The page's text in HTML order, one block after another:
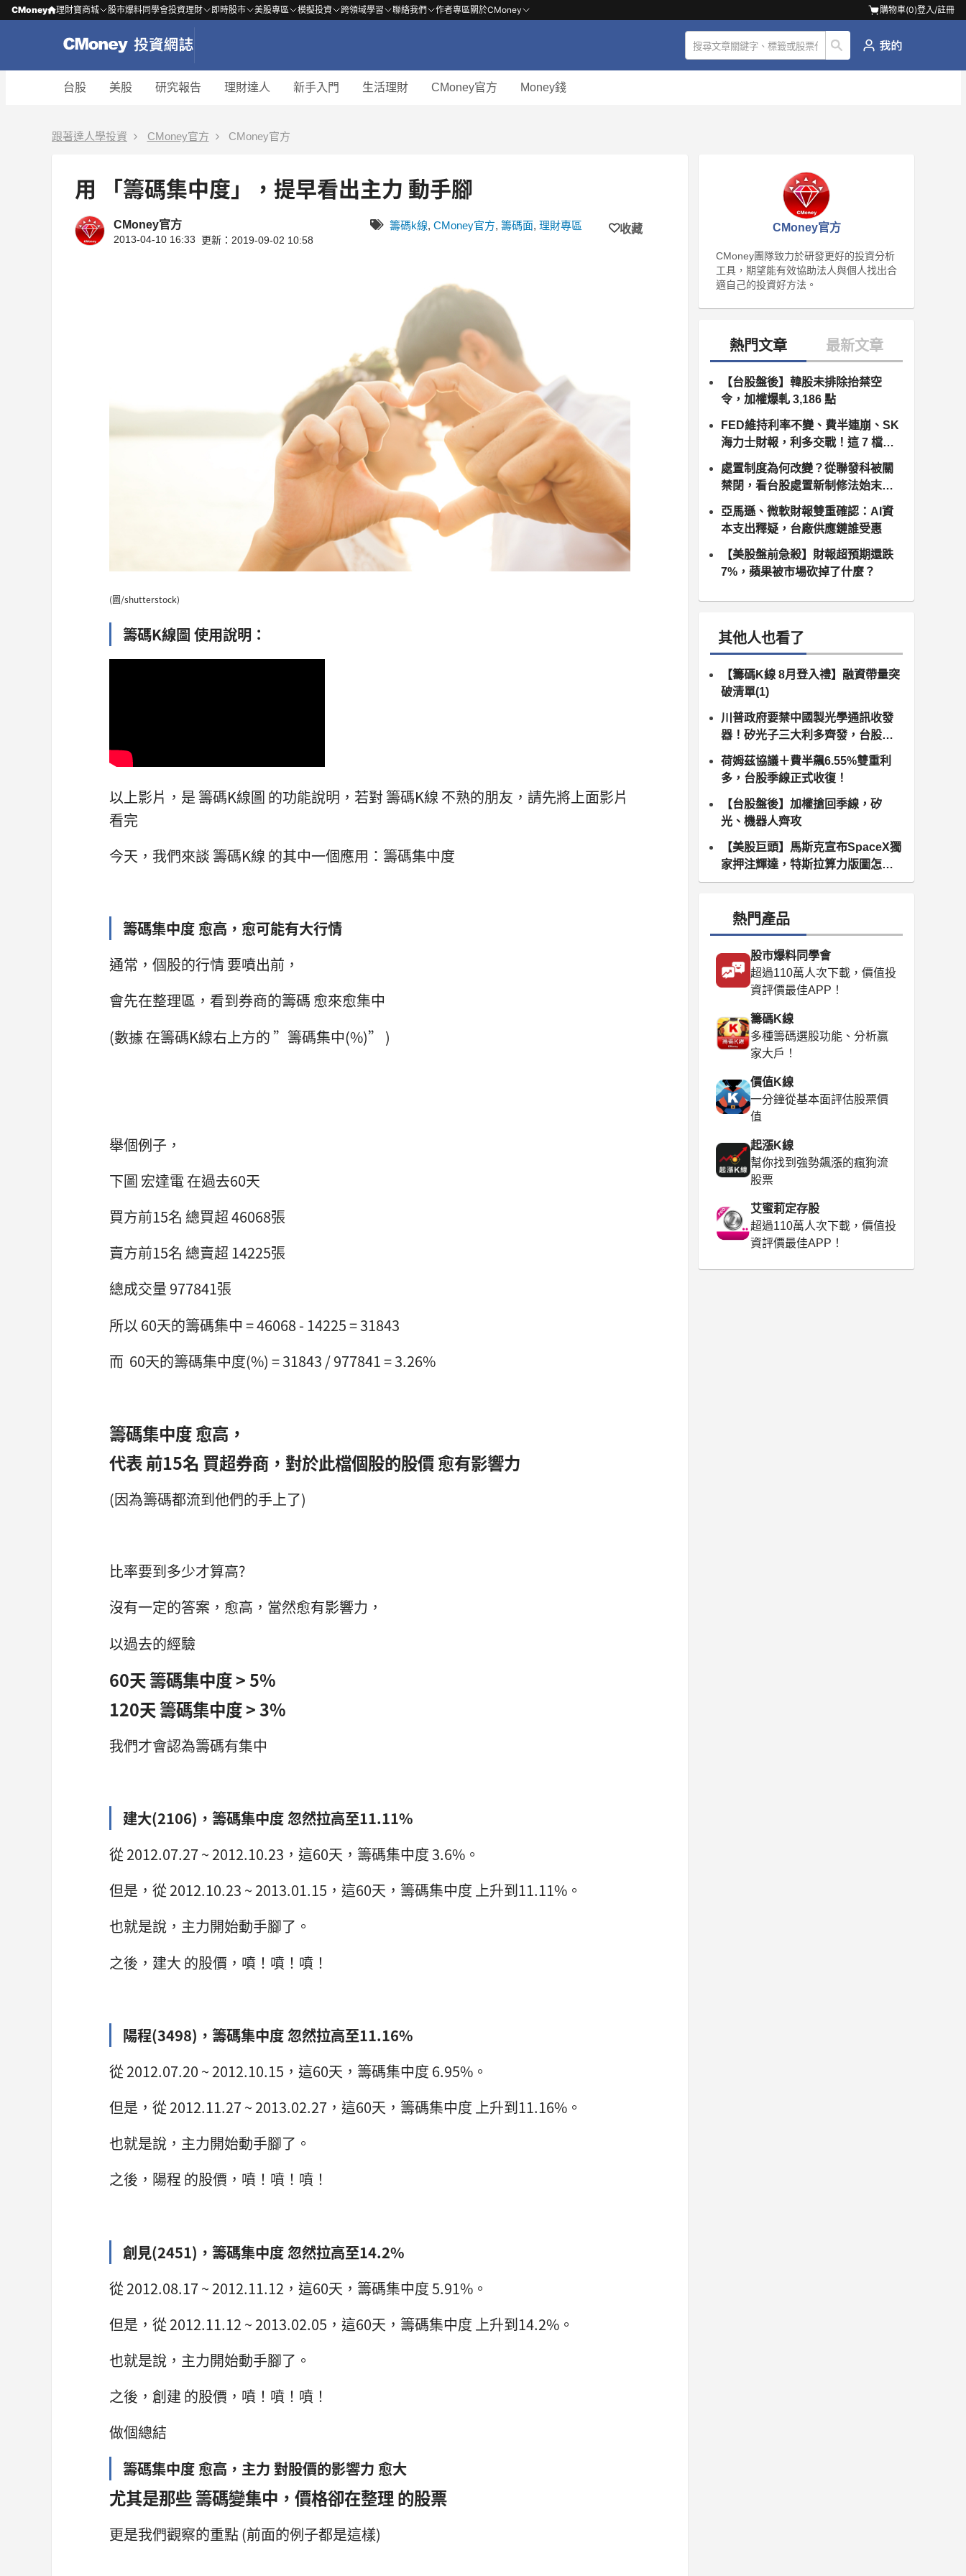
CMoney 理財寶商城 股市爆料同學會投資理財 即時股市 美股專區 模擬投資 跨領域學習 聯絡我們 作者專區關於CMoney 購物車(0)登入/註冊
台股 美股 研究報告 理財達人 新手入門 生活理財 CMoney官方 Money錢
跟著達人學投資 CMoney官方 CMoney官方
用 「籌碼集中度」，提早看出主力 動手腳
CMoney官方
2013-04-10 16:33 更新：2019-09-02 10:58
籌碼k線, CMoney官方, 籌碼面, 理財專區 收藏
(圖/shutterstock)
籌碼K線圖 使用說明：
以上影片，是 籌碼K線圖 的功能說明，若對 籌碼K線 不熟的朋友，請先將上面影片
看完
今天，我們來談 籌碼K線 的其中一個應用：籌碼集中度
籌碼集中度 愈高，愈可能有大行情
通常，個股的行情 要噴出前，
會先在整理區，看到券商的籌碼 愈來愈集中
(數據 在籌碼K線右上方的 ”籌碼集中(%)” )
舉個例子，
下圖 宏達電 在過去60天
買方前15名 總買超 46068張
賣方前15名 總賣超 14225張
總成交量 977841張
所以 60天的籌碼集中 = 46068 - 14225 = 31843
而 60天的籌碼集中度(%) = 31843 / 977841 = 3.26%
籌碼集中度 愈高，
代表 前15名 買超券商，對於此檔個股的股價 愈有影響力
(因為籌碼都流到他們的手上了)
比率要到多少才算高?
沒有一定的答案，愈高，當然愈有影響力，
以過去的經驗
60天 籌碼集中度 > 5%
120天 籌碼集中度 > 3%
我們才會認為籌碼有集中
建大(2106)，籌碼集中度 忽然拉高至11.11%
從 2012.07.27 ~ 2012.10.23，這60天，籌碼集中度 3.6%。
但是，從 2012.10.23 ~ 2013.01.15，這60天，籌碼集中度 上升到11.11%。
也就是說，主力開始動手腳了。
之後，建大 的股價，噴！噴！噴！
陽程(3498)，籌碼集中度 忽然拉高至11.16%
從 2012.07.20 ~ 2012.10.15，這60天，籌碼集中度 6.95%。
但是，從 2012.11.27 ~ 2013.02.27，這60天，籌碼集中度 上升到11.16%。
也就是說，主力開始動手腳了。
之後，陽程 的股價，噴！噴！噴！
創見(2451)，籌碼集中度 忽然拉高至14.2%
從 2012.08.17 ~ 2012.11.12，這60天，籌碼集中度 5.91%。
但是，從 2012.11.12 ~ 2013.02.05，這60天，籌碼集中度 上升到14.2%。
也就是說，主力開始動手腳了。
之後，創建 的股價，噴！噴！噴！
做個總結
籌碼集中度 愈高，主力 對股價的影響力 愈大
尤其是那些 籌碼變集中，價格卻在整理 的股票
更是我們觀察的重點 (前面的例子都是這樣)
CMoney官方
CMoney團隊致力於研發更好的投資分析
工具，期望能有效協助法人與個人找出合
適自己的投資好方法。
【台股盤後】韓股未排除抬禁空
令，加權爆軋 3,186 點
FED維持利率不變、費半連崩、SK
海力士財報，利多交戰！這 7 檔個
股出頭
處置制度為何改變？從聯發科被關
禁閉，看台股處置新制修法始末（8
月10日正式上路）
亞馬遜、微軟財報雙重確認：AI資
本支出釋疑，台廠供應鏈誰受惠
【美股盤前急殺】財報超預期還跌
7%，蘋果被市場砍掉了什麼？
其他人也看了
【籌碼K線 8月登入禮】融資帶量突
破清單(1)
川普政府要禁中國製光學通訊收發
器！矽光子三大利多齊發，台股供
應鏈同步噴出
荷姆茲協議＋費半飆6.55%雙重利
多，台股季線正式收復！
【台股盤後】加權搶回季線，矽
光、機器人齊攻
【美股巨頭】馬斯克宣布SpaceX獨
家押注輝達，特斯拉算力版圖怎麼
算？
熱門產品
股市爆料同學會
超過110萬人次下載，價值投
資評價最佳APP！
籌碼K線
多種籌碼選股功能、分析贏
家大戶！
價值K線
一分鐘從基本面評估股票價
值
起漲K線
幫你找到強勢飆漲的瘋狗流
股票
艾蜜莉定存股
超過110萬人次下載，價值投
資評價最佳APP！